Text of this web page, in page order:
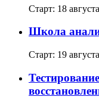
Старт: 18 августа
Школа
Старт: 19 августа